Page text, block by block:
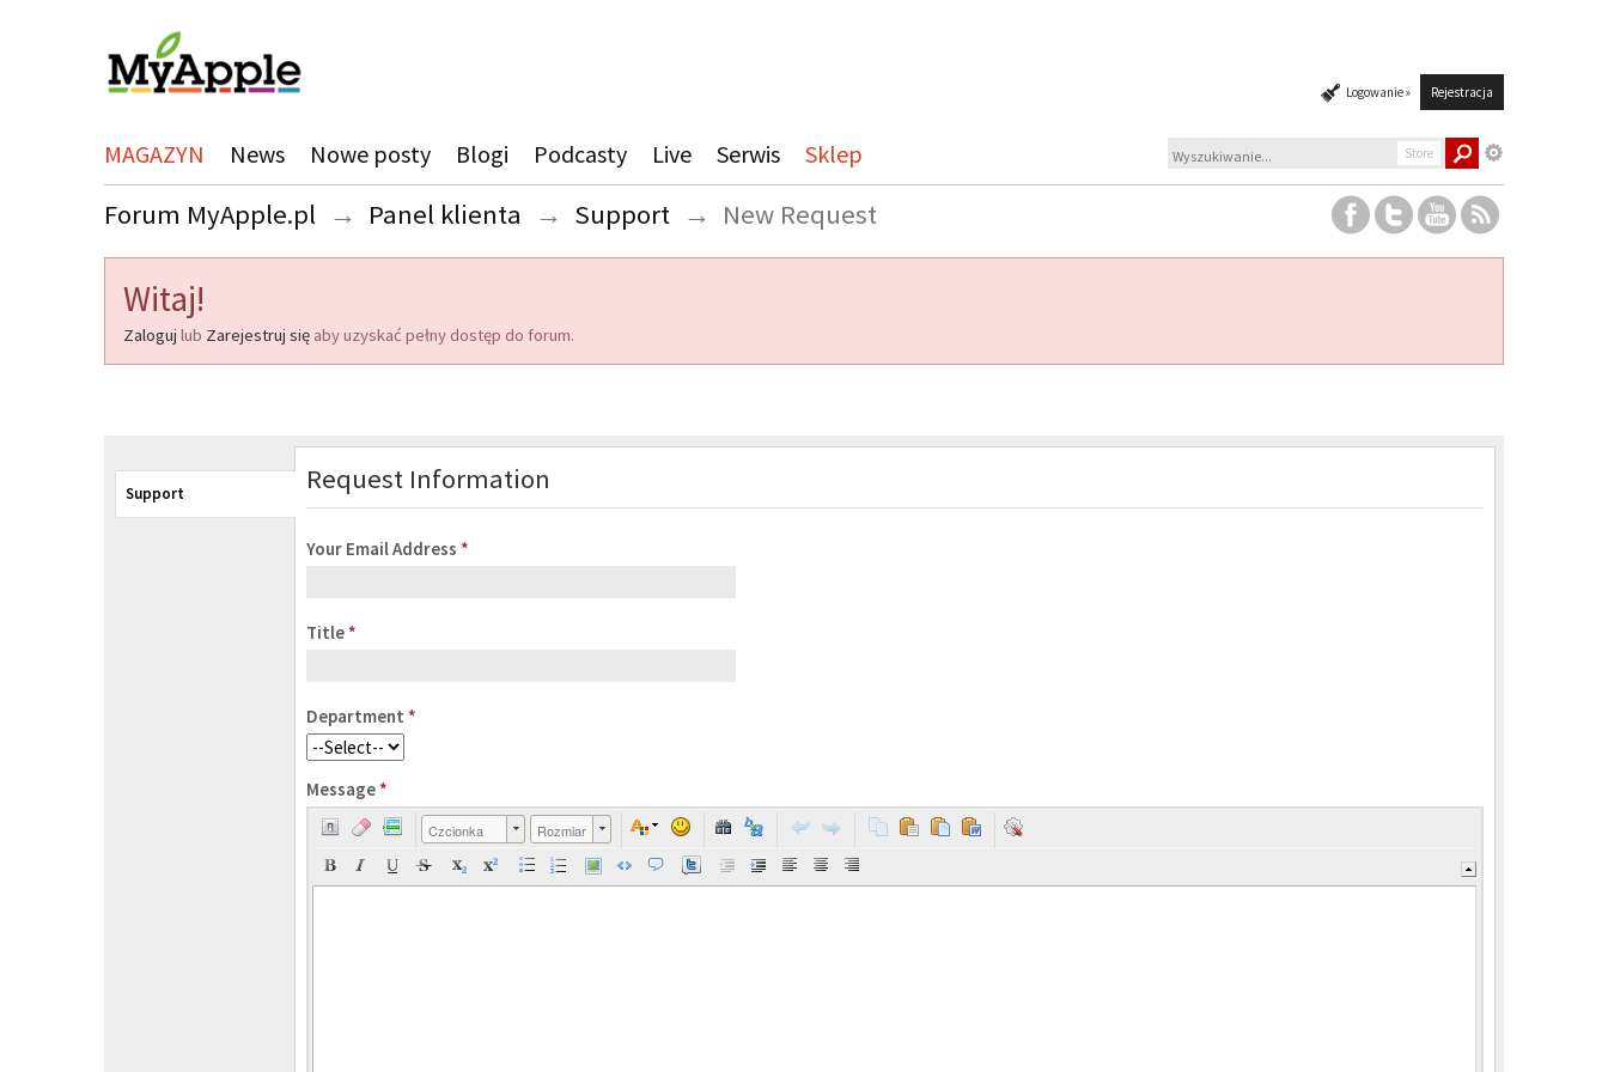
Logowanie » Rejestracja
MAGAZYN News Nowe posty Blogi Podcasty Live Serwis Sklep Store
Forum MyApple.pl → Panel klienta → Support → New Request
Witaj!
Zaloguj lub Zarejestruj się aby uzyskać pełny dostęp do forum.
Support Request Information
Your Email Address *
Title *
Department *
Message *
Czcionka Rozmiar